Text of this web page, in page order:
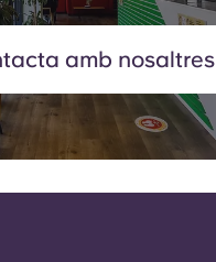
amb nosaltres